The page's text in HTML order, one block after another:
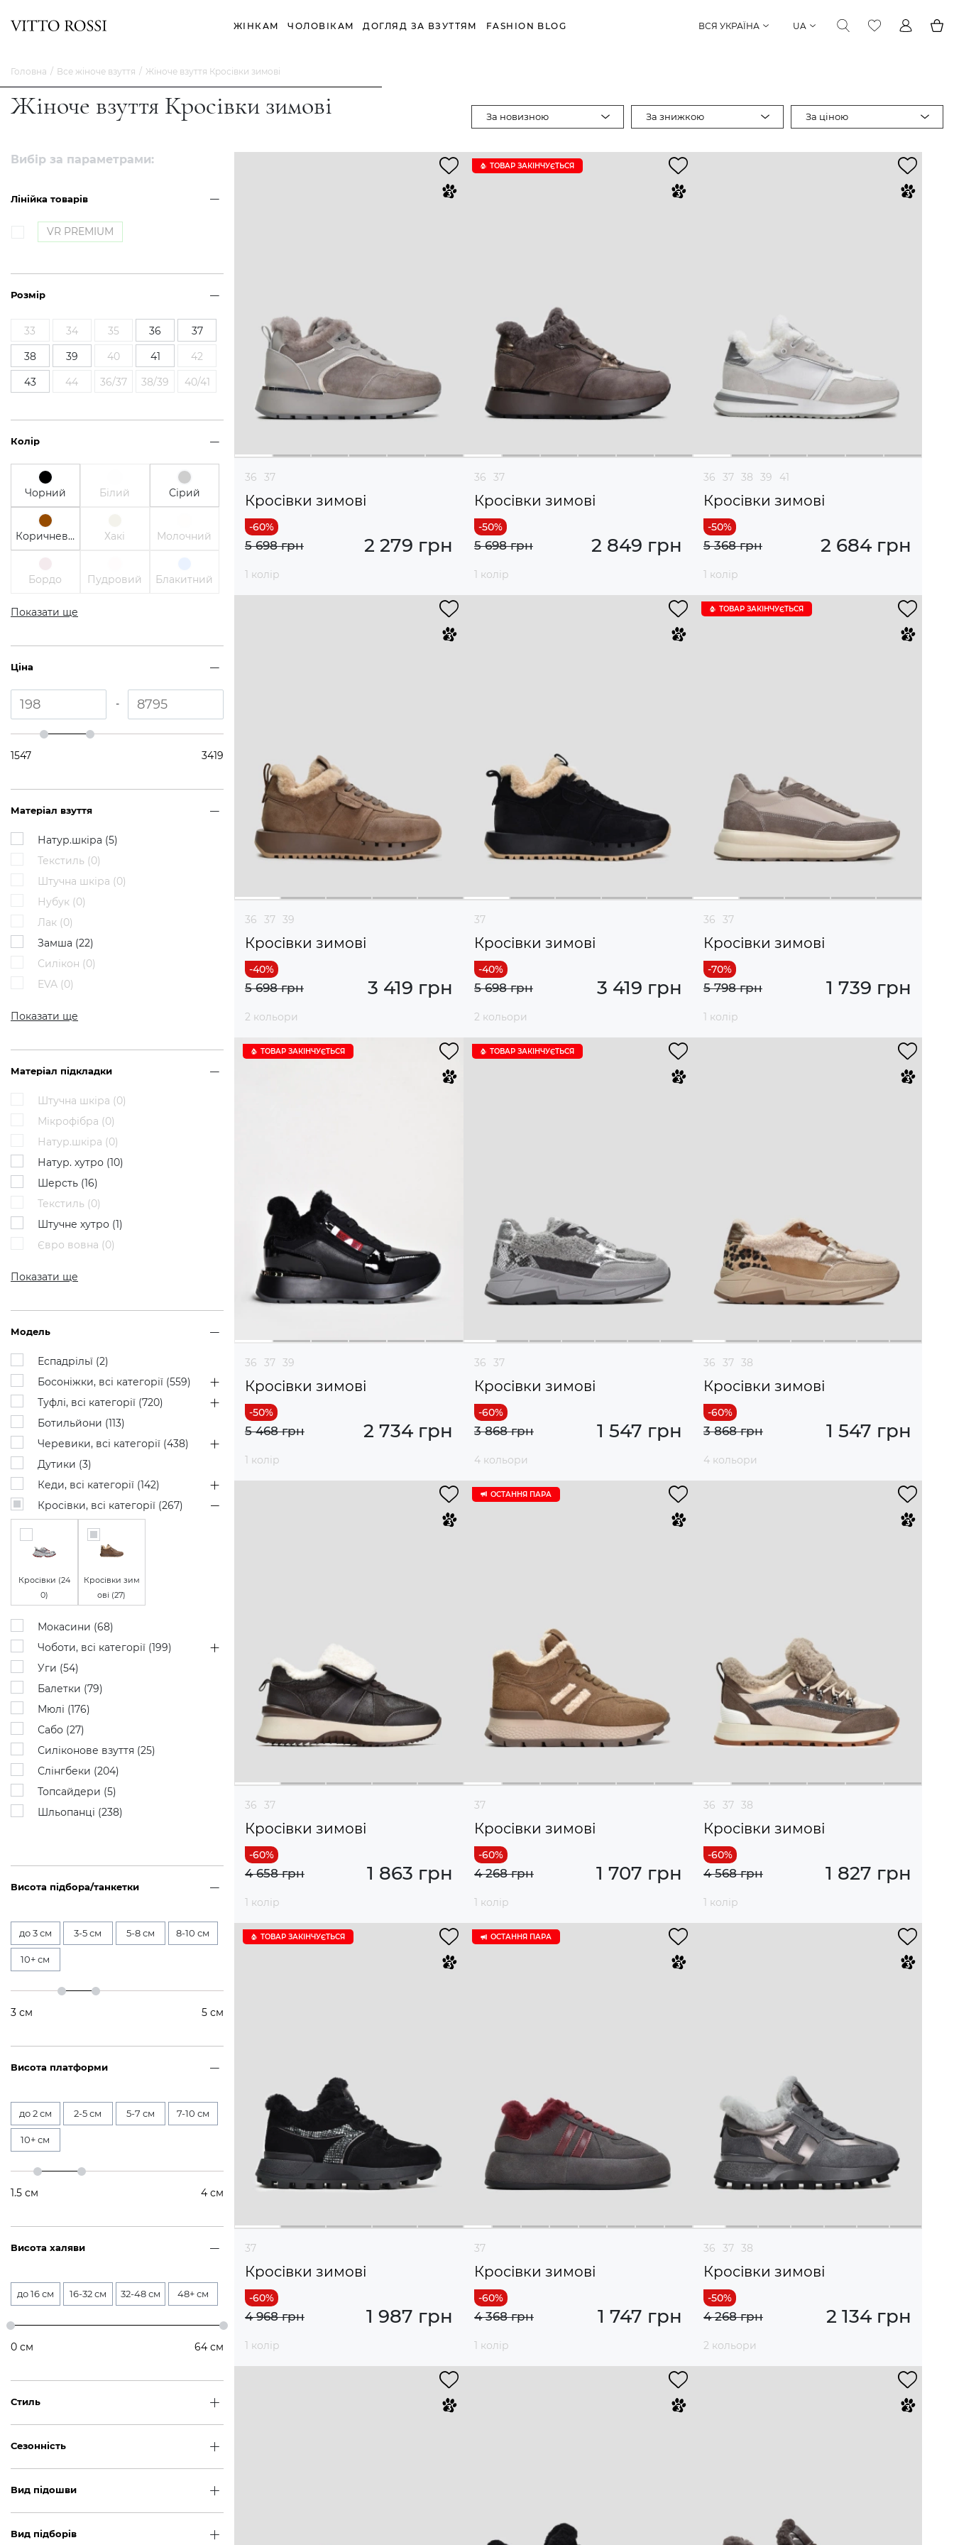
ЖІНКАМ ЧОЛОВІКАМ ДОГЛЯД ЗА ВЗУТТЯМ FASHION BLOG ВСЯ УКРАЇНА UA
Головна Все жіноче взуття Жіноче взуття Кросівки зимові
Жіноче взуття Кросівки зимові За новизною За знижкою За ціною
Вибір за параметрами:
Лінійка товарів
VR PREMIUM
Розмір
33 34 35 36
37
38
39 40 41
42
43
44 36/37 38/39 40/41
Колір
Чорний Білий Сірий
Коричневий Хакі Молочний
Бордо Пудровий Блакитний
Показати ще
Ціна
-
1547 3419
Матеріал взуття
Натур.шкіра (5)
Текстиль (0)
Штучна шкіра (0)
Нубук (0)
Лак (0)
Замша (22)
Силікон (0)
EVA (0)
Показати ще
Матеріал підкладки
Штучна шкіра (0)
Мікрофібра (0)
Натур.шкіра (0)
Натур. хутро (10)
Шерсть (16)
Текстиль (0)
Штучне хутро (1)
Євро вовна (0)
Показати ще
Модель
Еспадрільї (2)
Босоніжки, всі категорії (559)
Туфлі, всі категорії (720)
Ботильйони (113)
Черевики, всі категорії (438)
Дутики (3)
Кеди, всі категорії (142)
Кросівки, всі категорії (267)
Кросівки (24
0)
Кросівки зим
ові (27)
Мокасини (68)
Чоботи, всі категорії (199)
Уги (54)
Балетки (79)
Мюлі (176)
Сабо (27)
Силіконове взуття (25)
Слінгбеки (204)
Топсайдери (5)
Шльопанці (238)
Висота підбора/танкетки
до 3 см 3-5 см 5-8 см 8-10 см
10+ см
3 см 5 см
Висота платформи
до 2 см 2-5 см 5-7 см 7-10 см
10+ см
1.5 см 4 см
Висота халяви
до 16 см 16-32 см 32-48 см 48+ см
0 см 64 см
Стиль
Сезонність
Вид підошви
Вид підборів
36 37
Кросівки зимові
2 279 грн
5 698 грн
1 колір
ТОВАР ЗАКІНЧУЄTЬСЯ
36 37
Кросівки зимові
2 849 грн
5 698 грн
1 колір
36 37 38 39 41
Кросівки зимові
2 684 грн
5 368 грн
1 колір
36 37 39
Кросівки зимові
3 419 грн
5 698 грн
2 кольори
37
Кросівки зимові
3 419 грн
5 698 грн
2 кольори
ТОВАР ЗАКІНЧУЄTЬСЯ
36 37
Кросівки зимові
1 739 грн
5 798 грн
1 колір
ТОВАР ЗАКІНЧУЄTЬСЯ
36 37 39
Кросівки зимові
2 734 грн
5 468 грн
1 колір
ТОВАР ЗАКІНЧУЄTЬСЯ
36 37
Кросівки зимові
1 547 грн
3 868 грн
4 кольори
36 37 38
Кросівки зимові
1 547 грн
3 868 грн
4 кольори
36 37
Кросівки зимові
1 863 грн
4 658 грн
1 колір
ОСТАННЯ ПАРА
37
Кросівки зимові
1 707 грн
4 268 грн
1 колір
36 37 38
Кросівки зимові
1 827 грн
4 568 грн
1 колір
ТОВАР ЗАКІНЧУЄTЬСЯ
37
Кросівки зимові
1 987 грн
4 968 грн
1 колір
ОСТАННЯ ПАРА
37
Кросівки зимові
1 747 грн
4 368 грн
1 колір
36 37 38
Кросівки зимові
2 134 грн
4 268 грн
2 кольори